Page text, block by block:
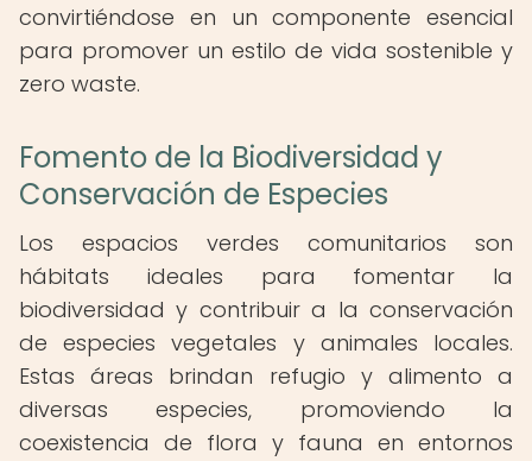
convirtiéndose en un componente esencial
para promover un estilo de vida sostenible y
zero waste.
Fomento de la Biodiversidad y
Conservación de Especies
Los espacios verdes comunitarios son
hábitats ideales para fomentar la
biodiversidad y contribuir a la conservación
de especies vegetales y animales locales.
Estas áreas brindan refugio y alimento a
diversas especies, promoviendo la
coexistencia de flora y fauna en entornos